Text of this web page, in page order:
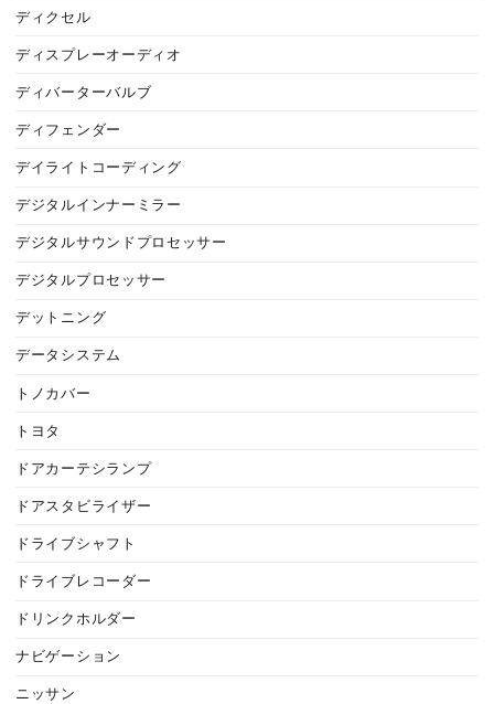
ディクセル
ディスプレーオーディオ
ディバーターバルブ
ディフェンダー
デイライトコーディング
デジタルインナーミラー
デジタルサウンドプロセッサー
デジタルプロセッサー
デットニング
データシステム
トノカバー
トヨタ
ドアカーテシランプ
ドアスタビライザー
ドライブシャフト
ドライブレコーダー
ドリンクホルダー
ナビゲーション
ニッサン